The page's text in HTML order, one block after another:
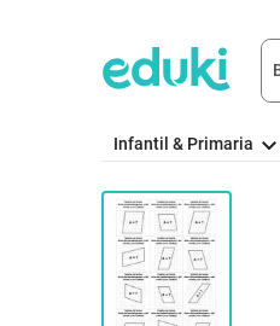
Infantil & Primaria